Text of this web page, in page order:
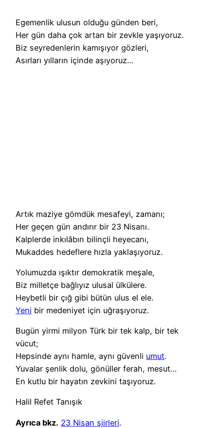
Egemenlik ulusun olduğu günden beri,
Her gün daha çok artan bir zevkle yaşıyoruz.
Biz seyredenlerin kamışıyor gözleri,
Asırları yılların içinde aşıyoruz…
Artık maziye gömdük mesafeyi, zamanı;
Her geçen gün andırır bir 23 Nisanı.
Kalplerde inkılâbın bilinçli heyecanı,
Mukaddes hedeflere hızla yaklaşıyoruz.
Yolumuzda ışıktır demokratik meşale,
Biz milletçe bağlıyız ulusal ülkülere.
Heybetli bir çığ gibi bütün ulus el ele.
Yeni bir medeniyet için uğraşıyoruz.
Bugün yirmi milyon Türk bir tek kalp, bir tek
vücut;
Hepsinde aynı hamle, aynı güvenli umut.
Yuvalar şenlik dolu, gönüller ferah, mesut…
En kutlu bir hayatın zevkini taşıyoruz.
Halil Refet Tanışık
Ayrıca bkz. 23 Nisan şiirleri.